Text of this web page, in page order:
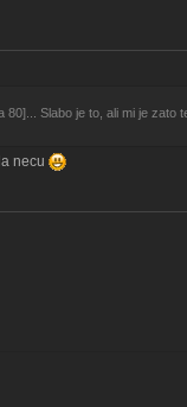
Slabo je to, ali mi je zato
necu